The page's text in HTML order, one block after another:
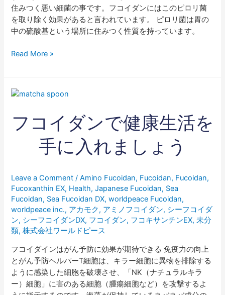
住みつく悪い細菌の事です。フコイダンにはこのピロリ菌
を取り除く効果があると言われています。 ピロリ菌は胃の
中の硫酸基という場所に住みつく性質を持っています。
Read More »
フコイダンで健康生活を
手に入れましょう
Leave a Comment /Amino Fucoidan, Fucoidan, Fucoidan,
Fucoxanthin EX, Health,Japanese Fucoidan, Sea
Fucoidan, Sea Fucoidan DX,worldpeace Fucoidan,
worldpeace inc., アカモク, アミノフコイダン, シーフコイダ
ン, シーフコイダンDX, フコイダン, フコキサンチンEX,未分
類,株式会社ワールドピース
フコイダインはがん予防に効果が期待できる 免疫力の向上
とがん予防ヘルパーT細胞は、キラー細胞に異物を排除する
ように感染した細胞を破壊させ、「NK（ナチュラルキラ
ー）細胞」に害のある細胞（腫瘍細胞など）を攻撃するよ
フ
イ
ダ
康
生
活
を
手
に
れ
ま
し
ょ